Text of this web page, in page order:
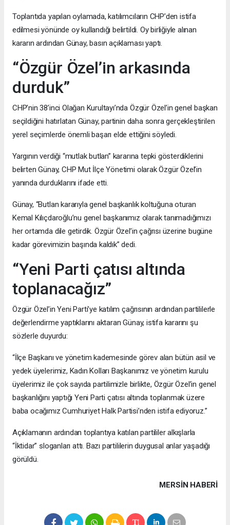
Toplantıda yapılan oylamada, katılımcıların CHP’den istifa
edilmesi yönünde oy kullandığı belirtildi. Oy birliğiyle alınan
kararın ardından Günay, basın açıklaması yaptı.
“Özgür Özel’in arkasında
durduk”
CHP’nin 38’inci Olağan Kurultayı’nda Özgür Özel’in genel başkan
seçildiğini hatırlatan Günay, partinin daha sonra gerçekleştirilen
yerel seçimlerde önemli başarı elde ettiğini söyledi.
Yargının verdiği “mutlak butlan” kararına tepki gösterdiklerini
belirten Günay, CHP Mut İlçe Yönetimi olarak Özgür Özel’in
yanında durduklarını ifade etti.
Günay, “Butlan kararıyla genel başkanlık koltuğuna oturan
Kemal Kılıçdaroğlu’nu genel başkanımız olarak tanımadığımızı
her ortamda dile getirdik. Özgür Özel’in çağrısı üzerine bugüne
kadar görevimizin başında kaldık” dedi.
“Yeni Parti çatısı altında
toplanacağız”
Özgür Özel’in Yeni Parti’ye katılım çağrısının ardından partililerle
değerlendirme yaptıklarını aktaran Günay, istifa kararını şu
sözlerle duyurdu:
“İlçe Başkanı ve yönetim kademesinde görev alan bütün asil ve
yedek üyelerimiz, Kadın Kolları Başkanımız ve yönetim kurulu
üyelerimiz ile çok sayıda partilimizle birlikte, Özgür Özel’in genel
başkanlığını yaptığı Yeni Parti çatısı altında toplanmak üzere
baba ocağımız Cumhuriyet Halk Partisi’nden istifa ediyoruz.”
Açıklamanın ardından toplantıya katılan partililer alkışlarla
“İktidar” sloganları attı. Bazı partililerin duygusal anlar yaşadığı
görüldü.
MERSIN HABERİ